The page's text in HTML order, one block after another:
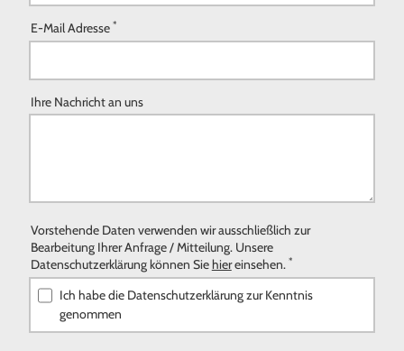
E-Mail Adresse *
Ihre Nachricht an uns
Vorstehende Daten verwenden wir ausschließlich zur
Bearbeitung Ihrer Anfrage / Mitteilung. Unsere
Datenschutzerklärung können Sie hiereinsehen. *
Ich habe die Datenschutzerklärung zur Kenntnis
genommen